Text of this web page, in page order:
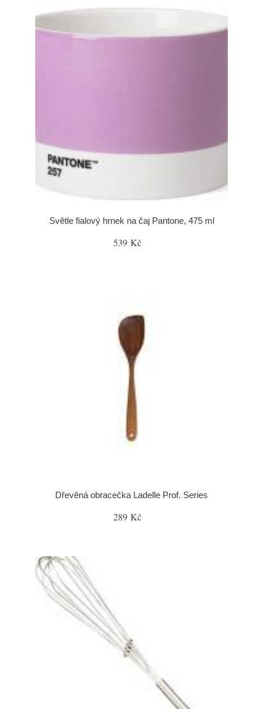
Světle fialový hrnek na čaj Pantone, 475 ml
539 Kč
Dřevěná obracečka Ladelle Prof. Series
289 Kč